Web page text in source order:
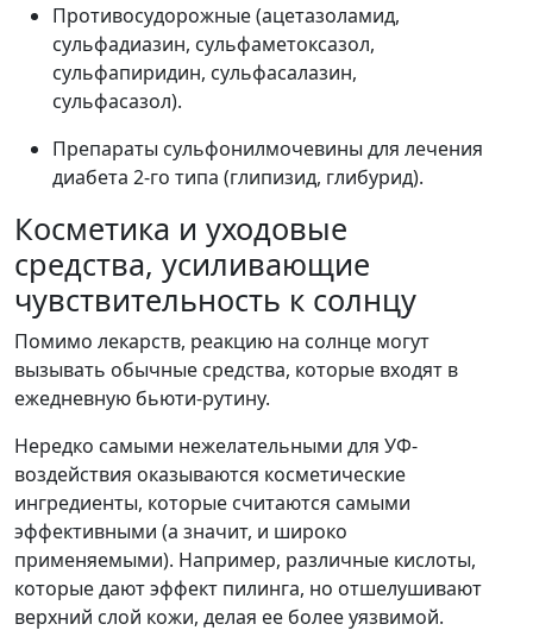
Противосудорожные (ацетазоламид,
сульфадиазин, сульфаметоксазол,
сульфапиридин, сульфасалазин,
сульфасазол).
Препараты сульфонилмочевины для лечения
диабета 2-го типа (глипизид, глибурид).
Косметика и уходовые
средства, усиливающие
чувствительность к солнцу
Помимо лекарств, реакцию на солнце могут
вызывать обычные средства, которые входят в
ежедневную бьюти-рутину.
Нередко самыми нежелательными для УФ-
воздействия оказываются косметические
ингредиенты, которые считаются самыми
эффективными (а значит, и широко
применяемыми). Например, различные кислоты,
которые дают эффект пилинга, но отшелушивают
верхний слой кожи, делая ее более уязвимой.